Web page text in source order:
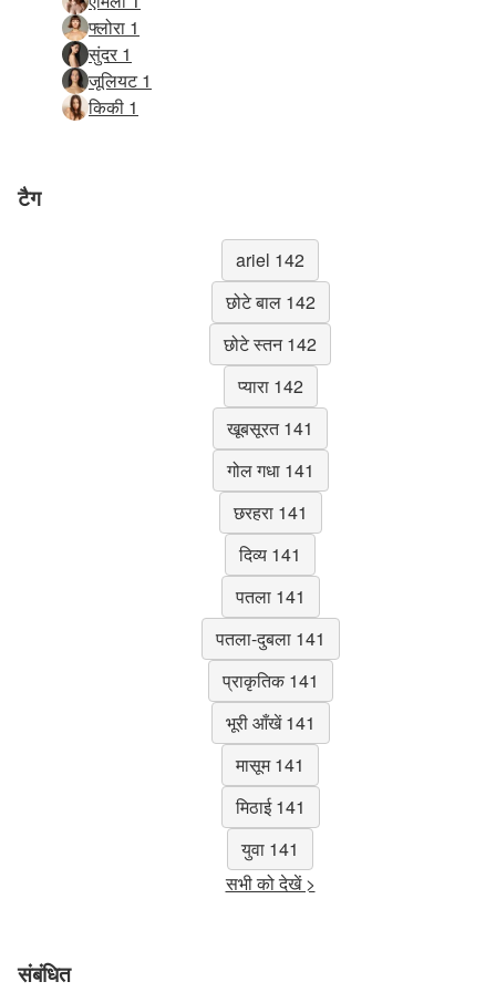
फ्लोरा 1
सुंदर 1
जूलियट 1
किकी 1
टैग
ariel 142
छोटे बाल 142
छोटे स्तन 142
प्यारा 142
खूबसूरत 141
गोल गधा 141
छरहरा 141
दिव्य 141
पतला 141
पतला-दुबला 141
प्राकृतिक 141
भूरी आँखें 141
मासूम 141
मिठाई 141
युवा 141
सभी को देखें >
संबंधित